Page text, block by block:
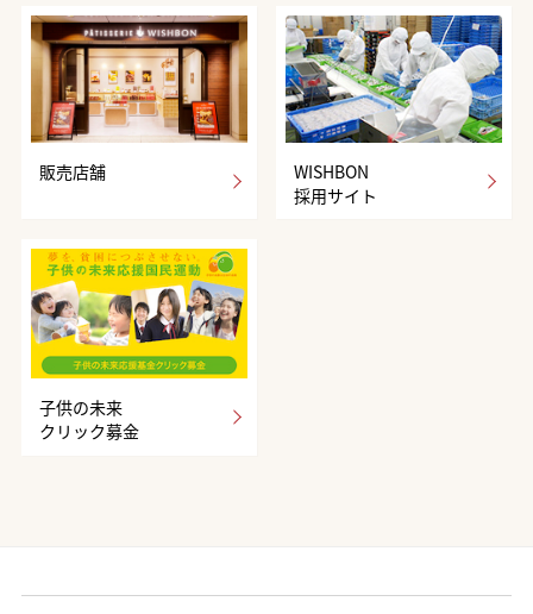
販売店舗
WISHBON
採用サイト
子供の未来
クリック募金